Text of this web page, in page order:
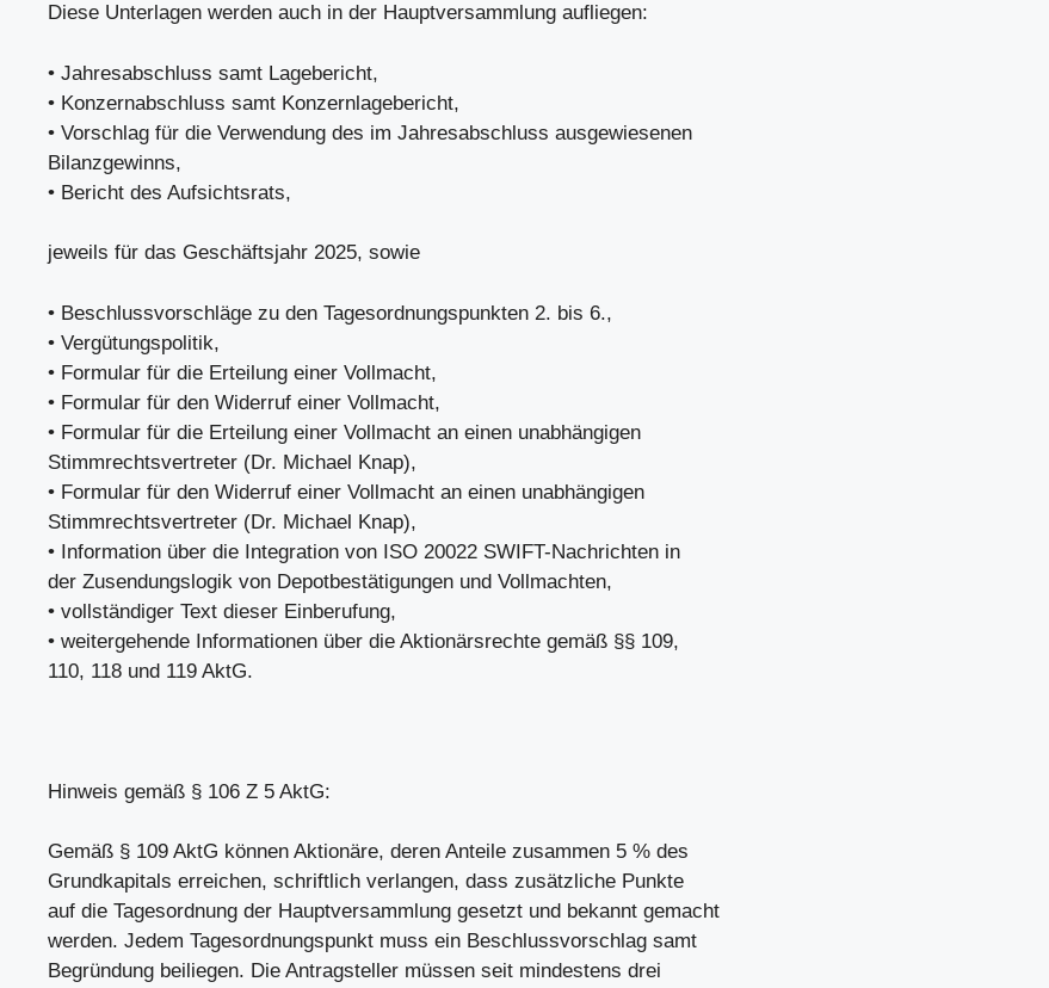
Diese Unterlagen werden auch in der Hauptversammlung aufliegen:
• Jahresabschluss samt Lagebericht,
• Konzernabschluss samt Konzernlagebericht,
• Vorschlag für die Verwendung des im Jahresabschluss ausgewiesenen
Bilanzgewinns,
• Bericht des Aufsichtsrats,
jeweils für das Geschäftsjahr 2025, sowie
• Beschlussvorschläge zu den Tagesordnungspunkten 2. bis 6.,
• Vergütungspolitik,
• Formular für die Erteilung einer Vollmacht,
• Formular für den Widerruf einer Vollmacht,
• Formular für die Erteilung einer Vollmacht an einen unabhängigen
Stimmrechtsvertreter (Dr. Michael Knap),
• Formular für den Widerruf einer Vollmacht an einen unabhängigen
Stimmrechtsvertreter (Dr. Michael Knap),
• Information über die Integration von ISO 20022 SWIFT-Nachrichten in
der Zusendungslogik von Depotbestätigungen und Vollmachten,
• vollständiger Text dieser Einberufung,
• weitergehende Informationen über die Aktionärsrechte gemäß §§ 109,
110, 118 und 119 AktG.
Hinweis gemäß § 106 Z 5 AktG:
Gemäß § 109 AktG können Aktionäre, deren Anteile zusammen 5 % des
Grundkapitals erreichen, schriftlich verlangen, dass zusätzliche Punkte
auf die Tagesordnung der Hauptversammlung gesetzt und bekannt gemacht
werden. Jedem Tagesordnungspunkt muss ein Beschlussvorschlag samt
Begründung beiliegen. Die Antragsteller müssen seit mindestens drei